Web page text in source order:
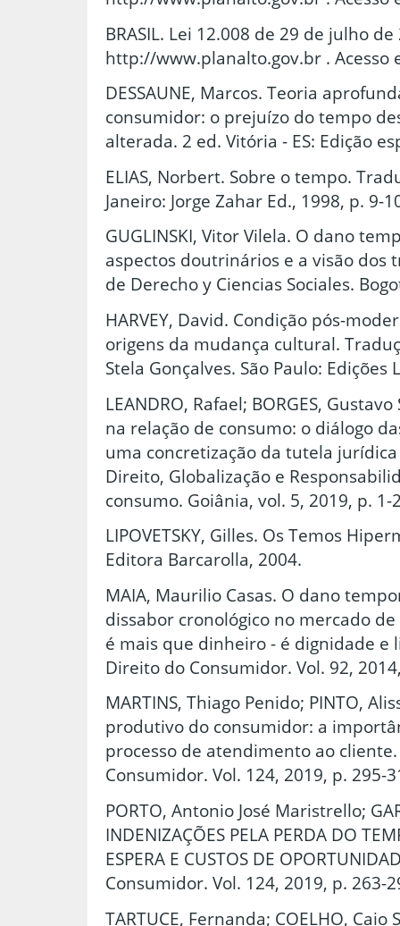
BRASIL. Lei 12.008 de 29 de julho
http://www.planalto.gov.br . Acesso
DESSAUNE, Marcos. Teoria
consumidor: o prejuízo do tempo
alterada. 2 ed. Vitória - ES: Edição
ELIAS, Norbert. Sobre o tempo.
Janeiro: Jorge Zahar Ed., 1998, p. 9-
GUGLINSKI, Vitor Vilela. O dano
aspectos doutrinários e a visão dos
de Derecho y Ciencias Sociales.
HARVEY, David. Condição pós-
origens da mudança cultural.
Stela Gonçalves. São Paulo: Edições
LEANDRO, Rafael; BORGES,
na relação de consumo: o diálogo
uma concretização da tutela
Direito, Globalização e
consumo. Goiânia, vol. 5, 2019, p. 1-
LIPOVETSKY, Gilles. Os Temos
Editora Barcarolla, 2004.
MAIA, Maurilio Casas. O dano
dissabor cronológico no mercado
é mais que dinheiro - é dignidade e
Direito do Consumidor. Vol. 92,
MARTINS, Thiago Penido; PINTO,
produtivo do consumidor: a
processo de atendimento ao
Consumidor. Vol. 124, 2019, p. 295-
PORTO, Antonio José Maristrello;
INDENIZAÇÕES PELA PERDA DO
ESPERA E CUSTOS DE
Consumidor. Vol. 124, 2019, p. 263-
TARTUCE, Fernanda; COELHO,